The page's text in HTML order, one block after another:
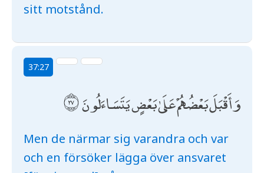
sitt motstånd.
37:27
وَأَقْبَلَ بَعْضُهُمْ عَلَىٰ بَعْضٍ يَتَسَاءَلُونَ
Men de närmar sig varandra och var
och en försöker lägga över ansvaret